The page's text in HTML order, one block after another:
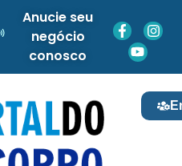
Anucie seu
negócio
conosco